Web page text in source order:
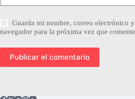
Guarda mi nombre, correo electrónico y
navegador para la próxima vez que
Publicar el comentario